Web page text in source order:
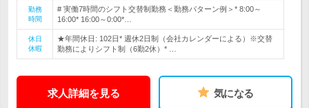
勤務
時間
# 実働7時間のシフト交替制勤務＜勤務パターン例＞* 8:00～
16:00* 16:00～0:00*…
休日
休暇
★年間休日: 102日* 週休2日制（会社カレンダーによる）※交替
勤務によりシフト制（6勤2休）* …
求人詳細を見る 気になる